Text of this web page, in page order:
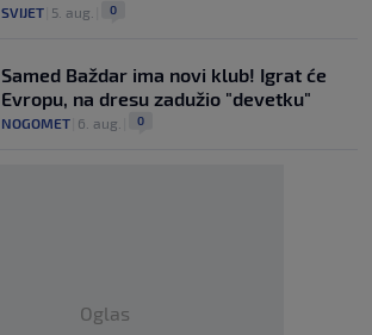
SVIJET 5. aug. 0
Samed Baždar ima novi klub! Igrat će
Evropu, na dresu zadužio "devetku"
NOGOMET 6. aug. 0
Oglas